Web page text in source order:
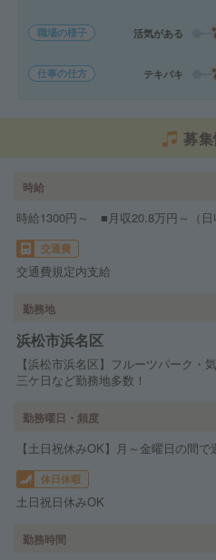
職場の様子 活気がある
仕事の仕方 テキパキ
募
時給
時給1300円～ ■月収20.8万円～（日
交通費
交通費規定内支給
勤務地
浜松市浜名区
【浜松市浜名区】フルーツパーク・
三ケ日など勤務地多数！
勤務曜日・頻度
【土日祝休みOK】月～金曜日の間
休日休暇
土日祝日休みOK
勤務時間